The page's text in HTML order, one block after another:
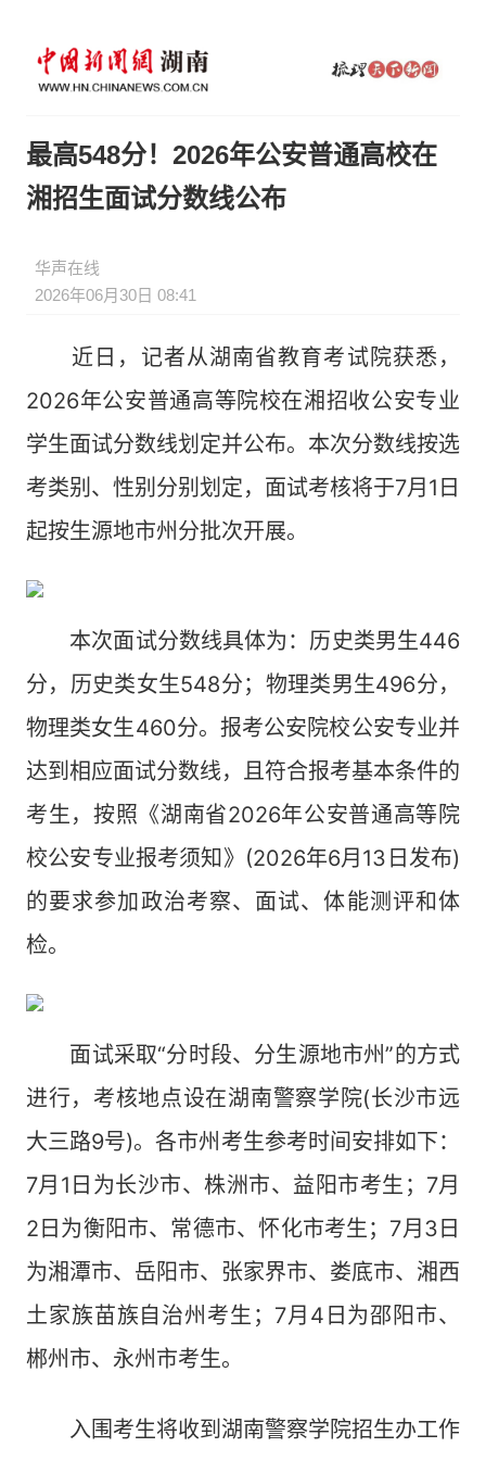
最高548分！2026年公安普通高校在
湘招生面试分数线公布
华声在线
2026年06月30日 08:41
近日，记者从湖南省教育考试院获悉，
2026年公安普通高等院校在湘招收公安专业
学生面试分数线划定并公布。本次分数线按选
考类别、性别分别划定，面试考核将于7月1日
起按生源地市州分批次开展。
本次面试分数线具体为：历史类男生446
分，历史类女生548分；物理类男生496分，
物理类女生460分。报考公安院校公安专业并
达到相应面试分数线，且符合报考基本条件的
考生，按照《湖南省2026年公安普通高等院
校公安专业报考须知》(2026年6月13日发布)
的要求参加政治考察、面试、体能测评和体
检。
面试采取“分时段、分生源地市州”的方式
进行，考核地点设在湖南警察学院(长沙市远
大三路9号)。各市州考生参考时间安排如下：
7月1日为长沙市、株洲市、益阳市考生；7月
2日为衡阳市、常德市、怀化市考生；7月3日
为湘潭市、岳阳市、张家界市、娄底市、湘西
土家族苗族自治州考生；7月4日为邵阳市、
郴州市、永州市考生。
入围考生将收到湖南警察学院招生办工作